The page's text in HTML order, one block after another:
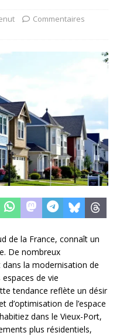
Commentaires
de la France, connaît un
De nombreux
la modernisation de
de vie
tendance reflète un désir
d’optimisation de l’espace
dans le Vieux-Port,
plus résidentiels,